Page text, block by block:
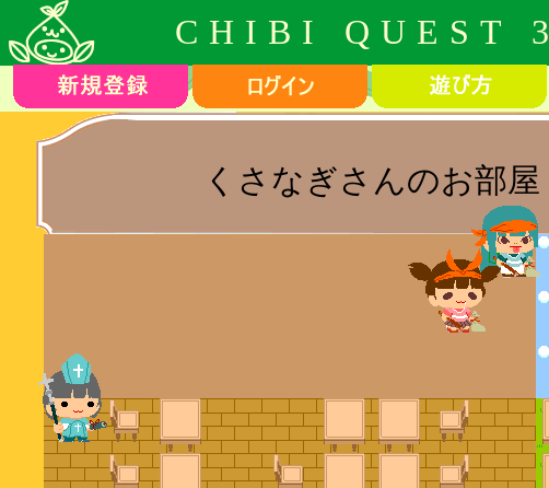
CHIBI QUEST 3
くさなぎさんのお部屋